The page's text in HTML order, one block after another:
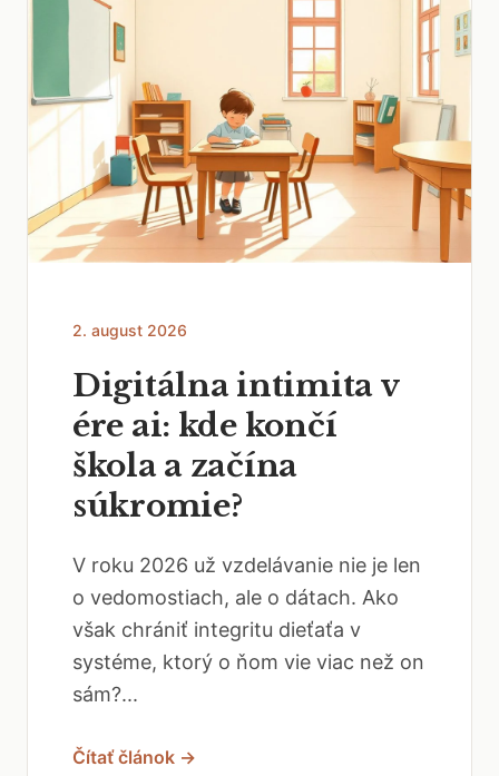
2. august 2026
Digitálna intimita v
ére ai: kde končí
škola a začína
súkromie?
V roku 2026 už vzdelávanie nie je len
o vedomostiach, ale o dátach. Ako
však chrániť integritu dieťaťa v
systéme, ktorý o ňom vie viac než on
sám?...
Čítať článok →